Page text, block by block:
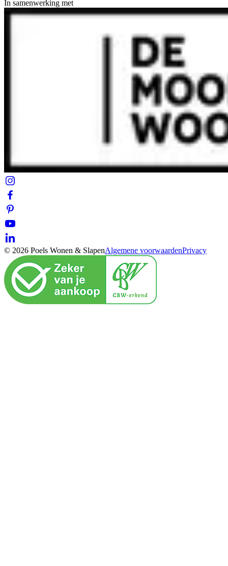
In samenwerking met
© 2026 Poels Wonen & SlapenAlgemene voorwaardenPrivacy